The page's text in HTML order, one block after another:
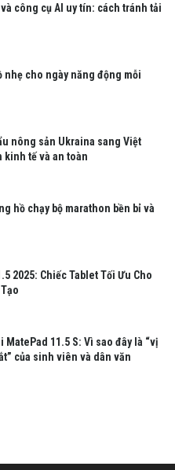
công cụ AI uy tín: cách tránh tải
nhẹ cho ngày năng động mỗi
nông sản Ukraina sang Việt
kinh tế và an toàn
hồ chạy bộ marathon bền bỉ và
2025: Chiếc Tablet Tối Ưu Cho
11.5 S: Vì sao đây là “vị
của sinh viên và dân văn